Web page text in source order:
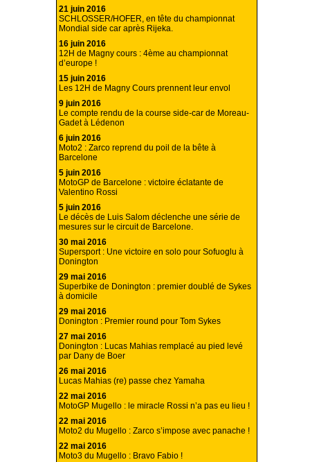
21 juin 2016
SCHLOSSER/HOFER, en tête du championnat
Mondial side car après Rijeka.
16 juin 2016
12H de Magny cours : 4ème au championnat
d’europe !
15 juin 2016
Les 12H de Magny Cours prennent leur envol
9 juin 2016
Le compte rendu de la course side-car de Moreau-
Gadet à Lédenon
6 juin 2016
Moto2 : Zarco reprend du poil de la bête à
Barcelone
5 juin 2016
MotoGP de Barcelone : victoire éclatante de
Valentino Rossi
5 juin 2016
Le décès de Luis Salom déclenche une série de
mesures sur le circuit de Barcelone.
30 mai 2016
Supersport : Une victoire en solo pour Sofuoglu à
Donington
29 mai 2016
Superbike de Donington : premier doublé de Sykes
à domicile
29 mai 2016
Donington : Premier round pour Tom Sykes
27 mai 2016
Donington : Lucas Mahias remplacé au pied levé
par Dany de Boer
26 mai 2016
Lucas Mahias (re) passe chez Yamaha
22 mai 2016
MotoGP Mugello : le miracle Rossi n’a pas eu lieu !
22 mai 2016
Moto2 du Mugello : Zarco s’impose avec panache !
22 mai 2016
Moto3 du Mugello : Bravo Fabio !